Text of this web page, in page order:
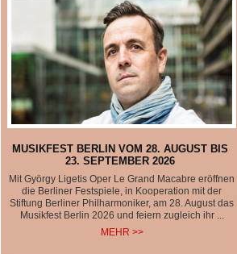
MUSIKFEST BERLIN VOM 28. AUGUST BIS
23. SEPTEMBER 2026
Mit György Ligetis Oper Le Grand Macabre eröffnen
die Berliner Festspiele, in Kooperation mit der
Stiftung Berliner Philharmoniker, am 28. August das
Musikfest Berlin 2026 und feiern zugleich ihr ...
MEHR >>